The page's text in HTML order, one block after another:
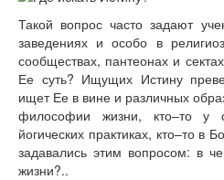
Такой вопрос часто задают
заведениях и особо в
сообществах, пантеонах и
Ее суть? Ищущих Истину
ищет Ее в вине и различных
философии жизни, кто–то у
йогических практиках, кто–то в
задавались этим вопросом: в
жизни?..